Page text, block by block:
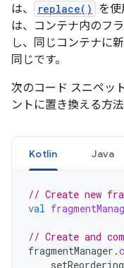
は、
replace() を使
は、コンテナ内のフ
し、同じコンテナに
同じです。
次のコード スニペッ
ントに置き換える方法
Kotlin Java
// Create new
val
// Create and
fragmentManager .